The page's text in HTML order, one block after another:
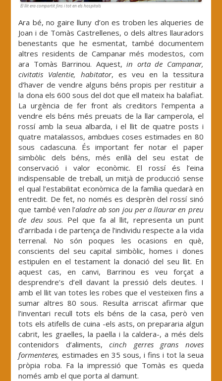
El llit era compartit fins i tot en els hospitals
Ara bé, no gaire lluny d’on es troben les alqueries de
Joan i de Tomàs Castrellenes, o dels altres llauradors
benestants que he esmentat, també documentem
altres residents de Campanar més modestos, com
ara Tomàs Barrinou. Aquest,in orta de Campanar,
civitatis Valentie, habitator, es veu en la tessitura
d’haver de vendre alguns béns propis per restituir a
la dona els 600 sous del dot que ell mateix ha balafiat.
La urgència de fer front als creditors l’empenta a
vendre els béns més preuats de la llar camperola, el
rossí amb la seua albarda, i el llit de quatre posts i
quatre matalassos, ambdues coses estimades en 80
sous cadascuna. És important fer notar el paper
simbòlic dels béns, més enllà del seu estat de
conservació i valor econòmic. El rossí és l’eina
indispensable de treball, un mitjà de producció sense
el qual l’estabilitat econòmica de la família quedarà en
entredit. De fet, no només es desprèn del rossí sinó
que també ven l’aladre ab son jou per a llaurar en preu
de deu sous. Pel que fa al llit, representa un punt
d’arribada i de partença de l’individu respecte a la vida
terrenal. No són poques les ocasions en què,
conscients del seu capital simbòlic, homes i dones
estipulen en el testament la donació del seu llit. En
aquest cas, en canvi, Barrinou es veu forçat a
desprendre’s d’ell davant la pressió dels deutes. I
amb el llit van totes les robes que el vesteixen fins a
sumar altres 80 sous. Resulta arriscat afirmar que
l’inventari recull tots els béns de la casa, però ven
tots els atifells de cuina -els asts, on prepararia algun
cabrit, les graelles, la paella i la caldera-, a més dels
contenidors d’aliments, cinch gerres grans noves
formenteres, estimades en 35 sous, i fins i tot la seua
pròpia roba. Fa la impressió que Tomàs es queda
només amb el que porta al damunt.